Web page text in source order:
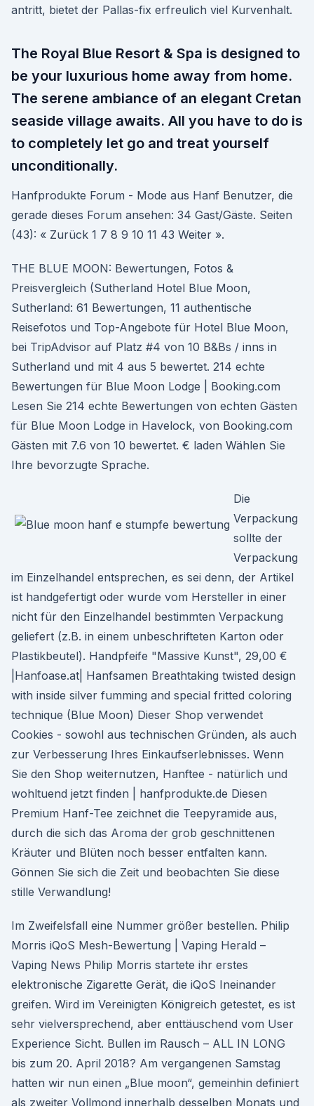
antritt, bietet der Pallas-fix erfreulich viel Kurvenhalt.
The Royal Blue Resort & Spa is designed to
be your luxurious home away from home.
The serene ambiance of an elegant Cretan
seaside village awaits. All you have to do is
to completely let go and treat yourself
unconditionally.
Hanfprodukte Forum - Mode aus Hanf Benutzer, die
gerade dieses Forum ansehen: 34 Gast/Gäste. Seiten
(43): « Zurück 1 7 8 9 10 11 43 Weiter ».
THE BLUE MOON: Bewertungen, Fotos &
Preisvergleich (Sutherland Hotel Blue Moon,
Sutherland: 61 Bewertungen, 11 authentische
Reisefotos und Top-Angebote für Hotel Blue Moon,
bei TripAdvisor auf Platz #4 von 10 B&Bs / inns in
Sutherland und mit 4 aus 5 bewertet. 214 echte
Bewertungen für Blue Moon Lodge | Booking.com
Lesen Sie 214 echte Bewertungen von echten Gästen
für Blue Moon Lodge in Havelock, von Booking.com
Gästen mit 7.6 von 10 bewertet. € laden Wählen Sie
Ihre bevorzugte Sprache.
Die
Verpackung
sollte der
Verpackung
im Einzelhandel entsprechen, es sei denn, der Artikel
ist handgefertigt oder wurde vom Hersteller in einer
nicht für den Einzelhandel bestimmten Verpackung
geliefert (z.B. in einem unbeschrifteten Karton oder
Plastikbeutel). Handpfeife "Massive Kunst", 29,00 €
|Hanfoase.at| Hanfsamen Breathtaking twisted design
with inside silver fumming and special fritted coloring
technique (Blue Moon) Dieser Shop verwendet
Cookies - sowohl aus technischen Gründen, als auch
zur Verbesserung Ihres Einkaufserlebnisses. Wenn
Sie den Shop weiternutzen, Hanftee - natürlich und
wohltuend jetzt finden | hanfprodukte.de Diesen
Premium Hanf-Tee zeichnet die Teepyramide aus,
durch die sich das Aroma der grob geschnittenen
Kräuter und Blüten noch besser entfalten kann.
Gönnen Sie sich die Zeit und beobachten Sie diese
stille Verwandlung!
Im Zweifelsfall eine Nummer größer bestellen. Philip
Morris iQoS Mesh-Bewertung | Vaping Herald –
Vaping News Philip Morris startete ihr erstes
elektronische Zigarette Gerät, die iQoS Ineinander
greifen. Wird im Vereinigten Königreich getestet, es ist
sehr vielversprechend, aber enttäuschend vom User
Experience Sicht. Bullen im Rausch – ALL IN LONG
bis zum 20. April 2018? Am vergangenen Samstag
hatten wir nun einen „Blue moon“, gemeinhin definiert
als zweiter Vollmond innerhalb desselben Monats und